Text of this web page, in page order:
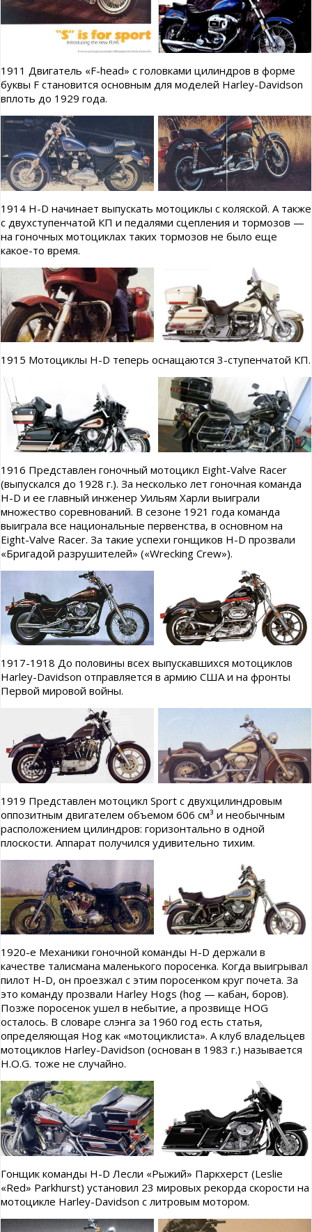
1911 Двигатель «F-head» с головками цилиндров в форме
буквы F становится основным для моделей Harley-Davidson
вплоть до 1929 года.
1914 H-D начинает выпускать мотоциклы с коляской. А также
с двухступенчатой КП и педалями сцепления и тормозов —
на гоночных мотоциклах таких тормозов не было еще
какое-то время.
1915 Мотоциклы H-D теперь оснащаются 3-ступенчатой КП.
1916 Представлен гоночный мотоцикл Eight-Valve Racer
(выпускался до 1928 г.). За несколько лет гоночная команда
H-D и ее главный инженер Уильям Харли выиграли
множество соревнований. В сезоне 1921 года команда
выиграла все национальные первенства, в основном на
Eight-Valve Racer. За такие успехи гонщиков H-D прозвали
«Бригадой разрушителей» («Wrecking Crew»).
1917-1918 До половины всех выпускавшихся мотоциклов
Harley-Davidson отправляется в армию США и на фронты
Первой мировой войны.
1919 Представлен мотоцикл Sport с двухцилиндровым
оппозитным двигателем объемом 606 см³ и необычным
расположением цилиндров: горизонтально в одной
плоскости. Аппарат получился удивительно тихим.
1920-е Механики гоночной команды H-D держали в
качестве талисмана маленького поросенка. Когда выигрывал
пилот H-D, он проезжал с этим поросенком круг почета. За
это команду прозвали Harley Hogs (hog — кабан, боров).
Позже поросенок ушел в небытие, а прозвище HOG
осталось. В словаре слэнга за 1960 год есть статья,
определяющая Hog как «мотоциклиста». А клуб владельцев
мотоциклов Harley-Davidson (основан в 1983 г.) называется
H.O.G. тоже не случайно.
Гонщик команды H-D Лесли «Рыжий» Паркхерст (Leslie
«Red» Parkhurst) установил 23 мировых рекорда скорости на
мотоцикле Harley-Davidson с литровым мотором.